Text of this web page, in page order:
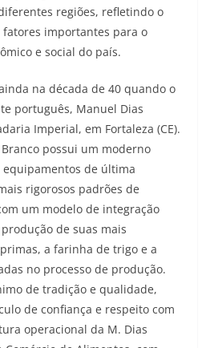
regiões, refletindo o
importantes para o
e social do país.
na década de 40 quando o
português, Manuel Dias
Imperial, em Fortaleza (CE).
possui um moderno
de última
rigorosos padrões de
um modelo de integração
de suas mais
a farinha de trigo e a
no processo de produção.
de tradição e qualidade,
de confiança e respeito com
operacional da M. Dias